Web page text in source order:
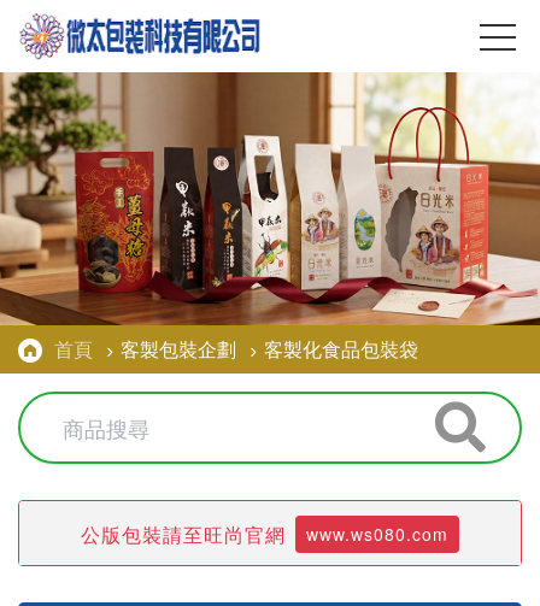
首頁 客製包裝企劃 客製化食品包裝袋
公版包裝請至旺尚官網 www.ws080.com